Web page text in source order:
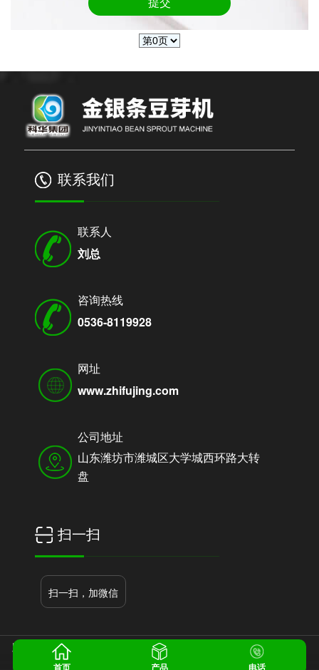
联系我们
联系人
刘总
咨询热线
0536-8119928
网址
www.zhifujing.com
公司地址
山东潍坊市潍城区大学城西环路大转
盘
扫一扫
扫一扫，加微信
版权所有：潍坊市金银条豆芽机有限公司 鲁ICP备17051287号-1
首页 产品 电话